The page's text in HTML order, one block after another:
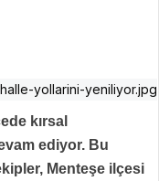
kırsal
ediyor. Bu
Menteşe ilçesi